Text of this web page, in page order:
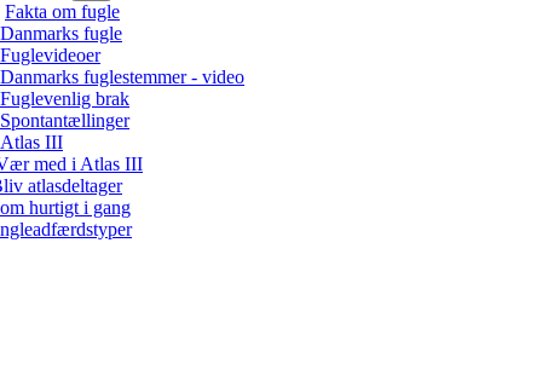
Fakta om fugle
Danmarks fugle
Fuglevideoer
Danmarks fuglestemmer - video
Fuglevenlig brak
Spontantællinger
Atlas III
med i Atlas III
atlasdeltager
hurtigt i gang